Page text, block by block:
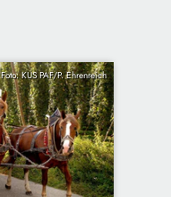
Foto: KUS PAF/P. Ehrenreich